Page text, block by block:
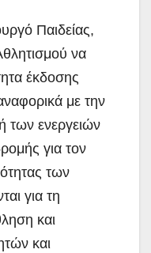
Παιδείας,
να
έκδοσης
με την
των ενεργειών
για τον
των
για τη
και
και